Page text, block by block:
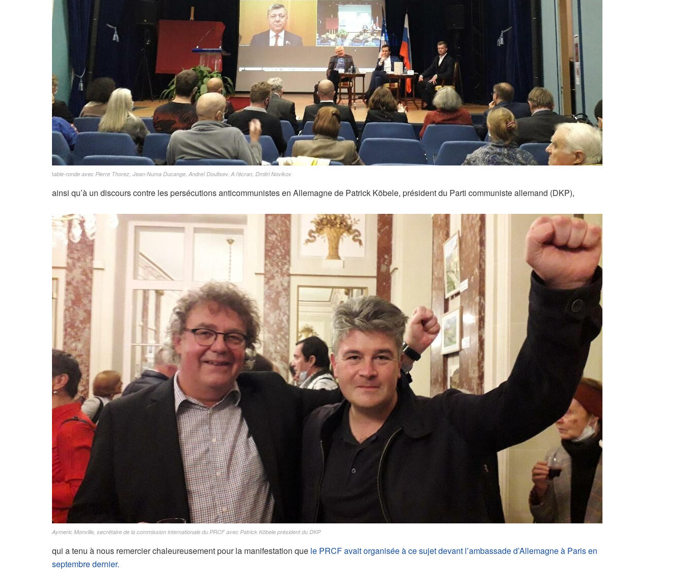
table-ronde avec Pierre Thorez, Jean-Numa Ducange, Andreï Doultsev. A l’écran, Dmitri Novikov
ainsi qu’à un discours contre les persécutions anticommunistes en Allemagne de Patrick Köbele, président du Parti communiste allemand (DKP),
Aymeric Monville, secrétaire de la commission internationale du PRCF avec Patrick Köbele président du DKP
qui a tenu à nous remercier chaleureusement pour la manifestation que le PRCF avait organisée à ce sujet devant l’ambassade d’Allemagne à Paris en
septembre dernier.